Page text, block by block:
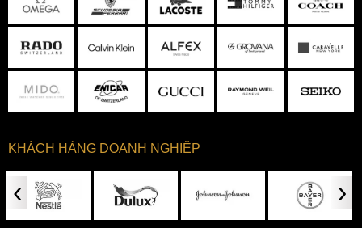
KHÁCH HÀNG DOANH NGHIỆP
‹ ›